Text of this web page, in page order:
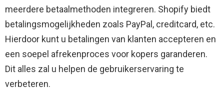
meerdere betaalmethoden integreren. Shopify biedt
betalingsmogelijkheden zoals PayPal, creditcard, etc.
Hierdoor kunt u betalingen van klanten accepteren en
een soepel afrekenproces voor kopers garanderen.
Dit alles zal u helpen de gebruikerservaring te
verbeteren.